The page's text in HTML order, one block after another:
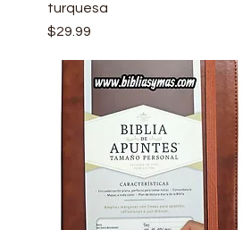
turquesa
Precio
$29.99